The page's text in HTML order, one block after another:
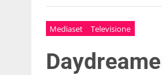
Mediaset Televisione